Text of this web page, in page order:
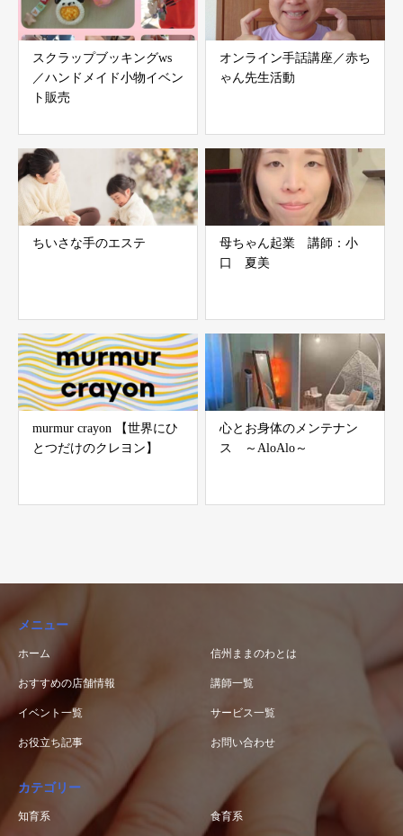
スクラップブッキングws
／ハンドメイド小物イベン
ト販売
オンライン手話講座／赤ち
ゃん先生活動
ちいさな手のエステ
母ちゃん起業 講師：小
口 夏美
murmur crayon 【世界にひ
とつだけのクレヨン】
心とお身体のメンテナン
ス ～AloAlo～
メニュー
ホーム 信州ままのわとは
おすすめの店舗情報 講師一覧
イベント一覧 サービス一覧
お役立ち記事 お問い合わせ
カテゴリー
知育系 食育系